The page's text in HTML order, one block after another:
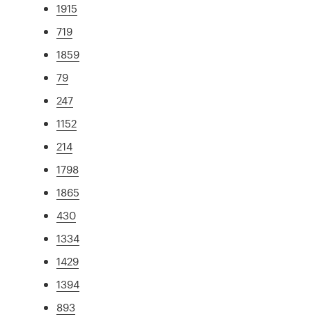
1915
719
1859
79
247
1152
214
1798
1865
430
1334
1429
1394
893